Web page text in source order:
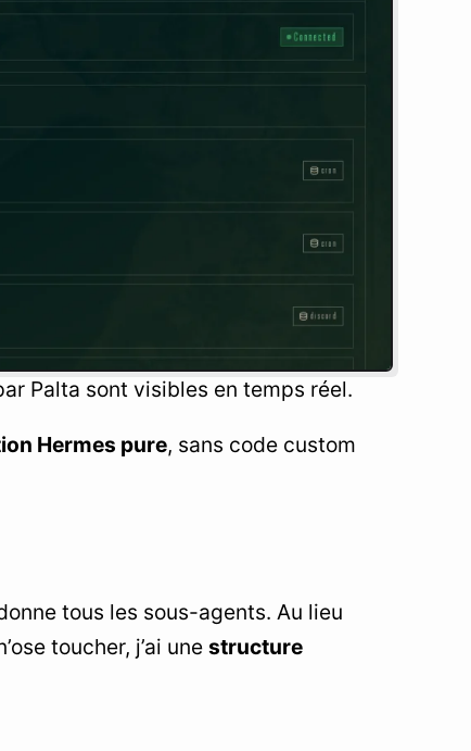
Palta sont visibles en temps réel.
Hermes pure, sans code custom
tous les sous-agents. Au lieu
toucher, j’ai une structure